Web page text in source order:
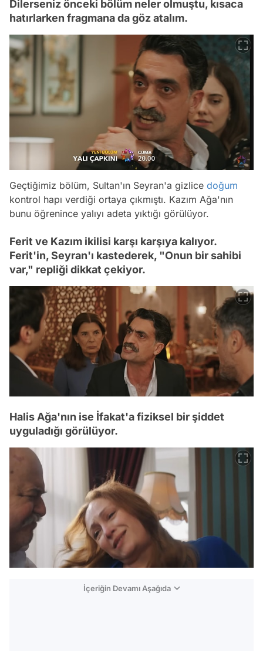
Dilerseniz önceki bölüm neler olmuştu, kısaca
hatırlarken fragmana da göz atalım.
Geçtiğimiz bölüm, Sultan'ın Seyran'a gizlice doğum
kontrol hapı verdiği ortaya çıkmıştı. Kazım Ağa'nın
bunu öğrenince yalıyı adeta yıktığı görülüyor.
Ferit ve Kazım ikilisi karşı karşıya kalıyor.
Ferit'in, Seyran'ı kastederek, "Onun bir sahibi
var," repliği dikkat çekiyor.
Halis Ağa'nın ise İfakat'a fiziksel bir şiddet
uyguladığı görülüyor.
İçeriğin Devamı Aşağıda